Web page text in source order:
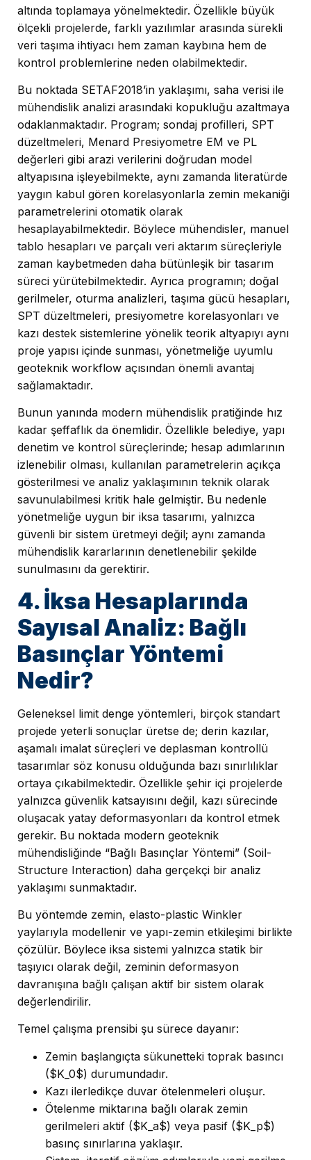
altında toplamaya yönelmektedir. Özellikle büyük
ölçekli projelerde, farklı yazılımlar arasında sürekli
veri taşıma ihtiyacı hem zaman kaybına hem de
kontrol problemlerine neden olabilmektedir.
Bu noktada SETAF2018’in yaklaşımı, saha verisi ile
mühendislik analizi arasındaki kopukluğu azaltmaya
odaklanmaktadır. Program; sondaj profilleri, SPT
düzeltmeleri, Menard Presiyometre EM ve PL
değerleri gibi arazi verilerini doğrudan model
altyapısına işleyebilmekte, aynı zamanda literatürde
yaygın kabul gören korelasyonlarla zemin mekaniği
parametrelerini otomatik olarak
hesaplayabilmektedir. Böylece mühendisler, manuel
tablo hesapları ve parçalı veri aktarım süreçleriyle
zaman kaybetmeden daha bütünleşik bir tasarım
süreci yürütebilmektedir. Ayrıca programın; doğal
gerilmeler, oturma analizleri, taşıma gücü hesapları,
SPT düzeltmeleri, presiyometre korelasyonları ve
kazı destek sistemlerine yönelik teorik altyapıyı aynı
proje yapısı içinde sunması, yönetmeliğe uyumlu
geoteknik workflow açısından önemli avantaj
sağlamaktadır.
Bunun yanında modern mühendislik pratiğinde hız
kadar şeffaflık da önemlidir. Özellikle belediye, yapı
denetim ve kontrol süreçlerinde; hesap adımlarının
izlenebilir olması, kullanılan parametrelerin açıkça
gösterilmesi ve analiz yaklaşımının teknik olarak
savunulabilmesi kritik hale gelmiştir. Bu nedenle
yönetmeliğe uygun bir iksa tasarımı, yalnızca
güvenli bir sistem üretmeyi değil; aynı zamanda
mühendislik kararlarının denetlenebilir şekilde
sunulmasını da gerektirir.
4. İksa Hesaplarında
Sayısal Analiz: Bağlı
Basınçlar Yöntemi
Nedir?
Geleneksel limit denge yöntemleri, birçok standart
projede yeterli sonuçlar üretse de; derin kazılar,
aşamalı imalat süreçleri ve deplasman kontrollü
tasarımlar söz konusu olduğunda bazı sınırlılıklar
ortaya çıkabilmektedir. Özellikle şehir içi projelerde
yalnızca güvenlik katsayısını değil, kazı sürecinde
oluşacak yatay deformasyonları da kontrol etmek
gerekir. Bu noktada modern geoteknik
mühendisliğinde “Bağlı Basınçlar Yöntemi” (Soil-
Structure Interaction) daha gerçekçi bir analiz
yaklaşımı sunmaktadır.
Bu yöntemde zemin, elasto-plastic Winkler
yaylarıyla modellenir ve yapı-zemin etkileşimi birlikte
çözülür. Böylece iksa sistemi yalnızca statik bir
taşıyıcı olarak değil, zeminin deformasyon
davranışına bağlı çalışan aktif bir sistem olarak
değerlendirilir.
Temel çalışma prensibi şu sürece dayanır:
Zemin başlangıçta sükunetteki toprak basıncı
($K_0$) durumundadır.
Kazı ilerledikçe duvar ötelenmeleri oluşur.
Ötelenme miktarına bağlı olarak zemin
gerilmeleri aktif ($K_a$) veya pasif ($K_p$)
basınç sınırlarına yaklaşır.